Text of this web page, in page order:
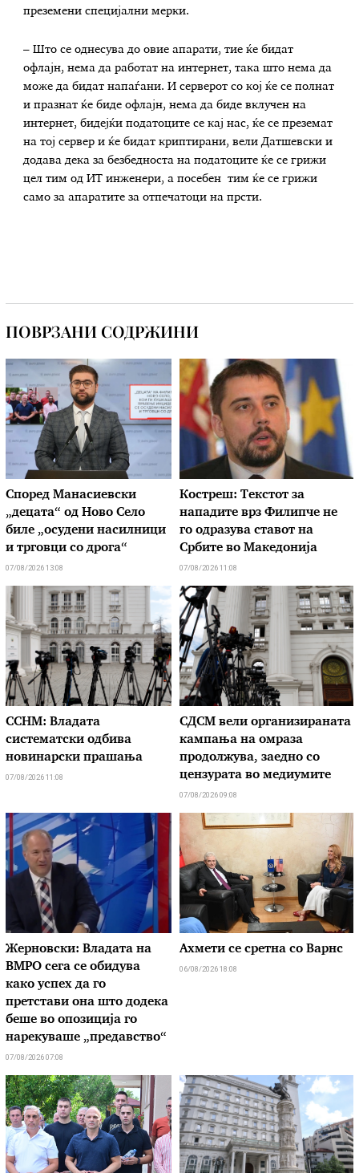
преземени специјални мерки.
– Што се однесува до овие апарати, тие ќе бидат
офлајн, нема да работат на интернет, така што нема да
може да бидат напаѓани. И серверот со кој ќе се полнат
и празнат ќе биде офлајн, нема да биде вклучен на
интернет, бидејќи податоците се кај нас, ќе се преземат
на тој сервер и ќе бидат криптирани, вели Датшевски и
додава дека за безбедноста на податоците ќе се грижи
цел тим од ИТ инженери, а посебен тим ќе се грижи
само за апаратите за отпечатоци на прсти.
ПОВРЗАНИ СОДРЖИНИ
Според Манасиевски
„децата“ од Ново Село
биле „осудени насилници
и трговци со дрога“
07/08/2026 13:08
Костреш: Текстот за
нападите врз Филипче не
го одразува ставот на
Србите во Македонија
07/08/2026 11:08
ССНМ: Владата
систематски одбива
новинарски прашања
07/08/2026 11:08
СДСМ вели организираната
кампања на омраза
продолжува, заедно со
цензурата во медиумите
07/08/2026 09:08
Жерновски: Владата на
ВМРО сега се обидува
како успех да го
претстави она што додека
беше во опозиција го
нарекуваше „предавство“
07/08/2026 07:08
Ахмети се сретна со Варнс
06/08/2026 18:08